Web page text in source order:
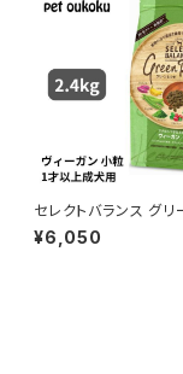
セレクトバランス グリ
ヴィーガン 小粒 アダル
上 成犬用 2.4kg
¥6,050